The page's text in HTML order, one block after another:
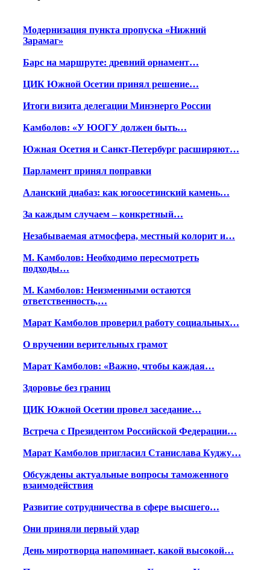
Модернизация пункта пропуска «Нижний
Зарамаг»
Барс на маршруте: древний орнамент…
ЦИК Южной Осетии принял решение…
Итоги визита делегации Минэнерго России
Камболов: «У ЮОГУ должен быть…
Южная Осетия и Санкт-Петербург расширяют…
Парламент принял поправки
Аланский диабаз: как югоосетинский камень…
За каждым случаем – конкретный…
Незабываемая атмосфера, местный колорит и…
М. Камболов: Необходимо пересмотреть
подходы…
М. Камболов: Неизменными остаются
ответственность,…
Марат Камболов проверил работу социальных…
О вручении верительных грамот
Марат Камболов: «Важно, чтобы каждая…
Здоровье без границ
ЦИК Южной Осетии провел заседание…
Встреча с Президентом Российской Федерации…
Марат Камболов пригласил Станислава Куджу…
Обсуждены актуальные вопросы таможенного
взаимодействия
Развитие сотрудничества в сфере высшего…
Они приняли первый удар
День миротворца напоминает, какой высокой…